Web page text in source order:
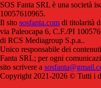
SOS Fanta SRL è una società
10057610965.
Il sito sosfanta.com di titolarità
via Paleocapa 6, C.F./PI
di RCS Mediagroup S.p.a..
Unico responsabile dei
Fanta SRL; per ogni
sito scrivere a
Copyright 2021-2026 © Tutti i